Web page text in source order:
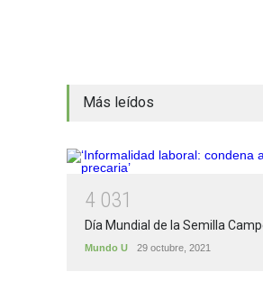
Más leídos
4 031
Día Mundial de la Semilla
Mundo U 29 octubre, 2021